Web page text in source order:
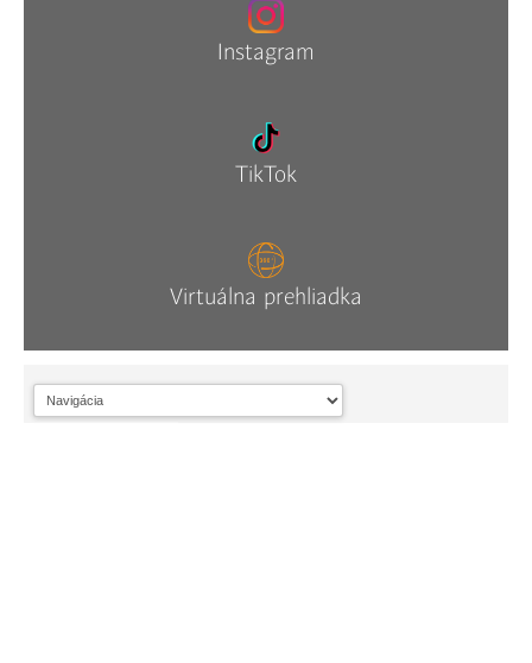
Instagram
TikTok
Virtuálna prehliadka